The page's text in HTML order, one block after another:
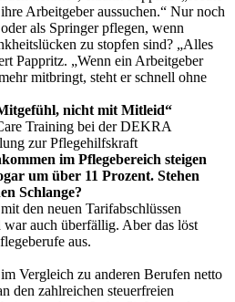
Arbeitgeber aussuchen.“ Nur noch
als Springer pflegen, wenn
zu stopfen sind? „Alles
Pappritz. „Wenn ein Arbeitgeber
mitbringt, steht er schnell ohne
nicht mit Mitleid“
Training bei der DEKRA
zur Pflegehilfskraft
im Pflegebereich steigen
um über 11 Prozent. Stehen
Schlange?
den neuen Tarifabschlüssen
auch überfällig. Aber das löst
aus.
Vergleich zu anderen Berufen netto
den zahlreichen steuerfreien